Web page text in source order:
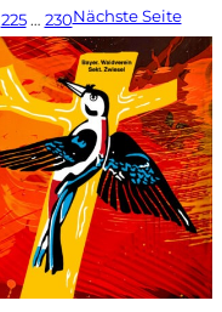
225 … 230Nächste Seite